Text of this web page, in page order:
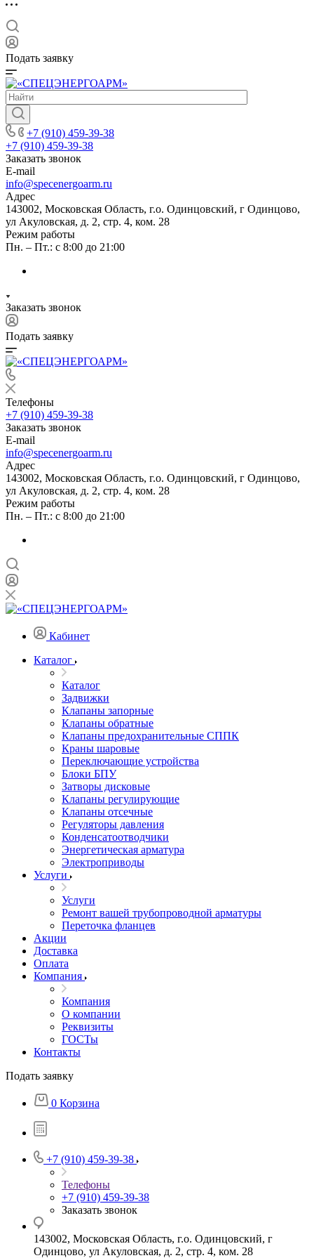
Подать заявку
+7 (910) 459-39-38
+7 (910) 459-39-38
Заказать звонок
E-mail
info@specenergoarm.ru
Адрес
143002, Московская Область, г.о. Одинцовский, г Одинцово,
ул Акуловская, д. 2, стр. 4, ком. 28
Режим работы
Пн. – Пт.: с 8:00 до 21:00
Заказать звонок
Подать заявку
Телефоны
+7 (910) 459-39-38
Заказать звонок
E-mail
info@specenergoarm.ru
Адрес
143002, Московская Область, г.о. Одинцовский, г Одинцово,
ул Акуловская, д. 2, стр. 4, ком. 28
Режим работы
Пн. – Пт.: с 8:00 до 21:00
Кабинет
Каталог
Каталог
Задвижки
Клапаны запорные
Клапаны обратные
Клапаны предохранительные СППК
Краны шаровые
Переключающие устройства
Блоки БПУ
Затворы дисковые
Клапаны регулирующие
Клапаны отсечные
Регуляторы давления
Конденсатоотводчики
Энергетическая арматура
Электроприводы
Услуги
Услуги
Ремонт вашей трубопроводной арматуры
Переточка фланцев
Акции
Доставка
Оплата
Компания
Компания
О компании
Реквизиты
ГОСТы
Контакты
Подать заявку
0 Корзина
+7 (910) 459-39-38
Телефоны
+7 (910) 459-39-38
Заказать звонок
143002, Московская Область, г.о. Одинцовский, г
Одинцово, ул Акуловская, д. 2, стр. 4, ком. 28